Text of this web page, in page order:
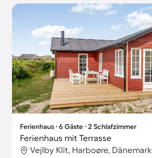
Ferienhaus ∙ 6 Gäste ∙ 2 Schlafzimmer
Ferienhaus mit Terrasse
Vejlby Klit, Harboøre, Dänemark